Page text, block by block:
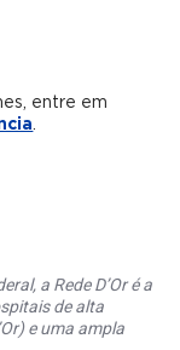
entre em
a Rede D’Or é a
de alta
e uma ampla